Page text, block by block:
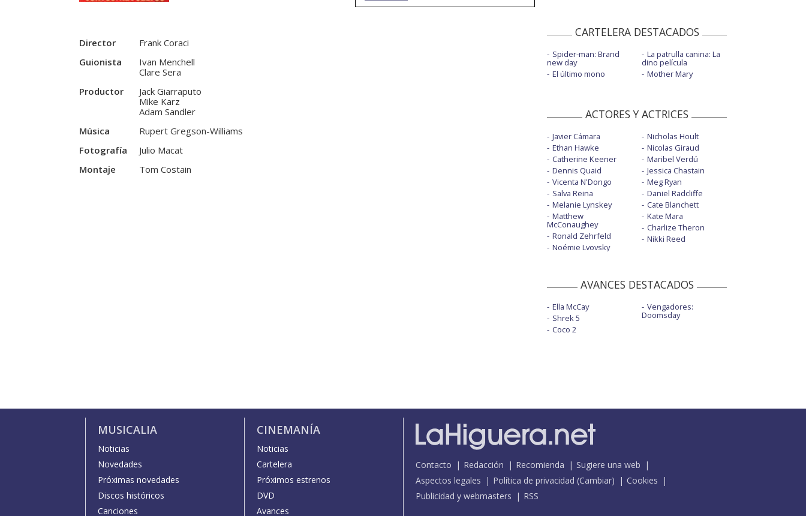
Director
Frank Coraci
Guionista
Ivan Menchell
Clare Sera
Productor
Jack Giarraputo
Mike Karz
Adam Sandler
Música
Rupert Gregson-Williams
Fotografía
Julio Macat
Montaje
Tom Costain
CARTELERA DESTACADOS
Spider-man: Brand
new day
El último mono
La patrulla canina: La
dino película
Mother Mary
ACTORES Y ACTRICES
Javier Cámara
Ethan Hawke
Catherine Keener
Dennis Quaid
Vicenta N'Dongo
Salva Reina
Melanie Lynskey
Matthew
McConaughey
Ronald Zehrfeld
Noémie Lvovsky
Nicholas Hoult
Nicolas Giraud
Maribel Verdú
Jessica Chastain
Meg Ryan
Daniel Radcliffe
Cate Blanchett
Kate Mara
Charlize Theron
Nikki Reed
AVANCES DESTACADOS
Ella McCay
Shrek 5
Coco 2
Vengadores:
Doomsday
MUSICALIA
Noticias
Novedades
Próximas novedades
Discos históricos
Canciones
CINEMANÍA
Noticias
Cartelera
Próximos estrenos
DVD
Avances
Contacto Redacción Recomienda
Sugiere una web
Aspectos legales
Política de privacidad (Cambiar)
Cookies
Publicidad y webmasters
RSS